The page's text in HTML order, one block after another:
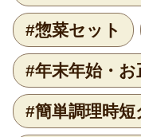
#惣菜セット
#年末年始・お
#簡単調理時